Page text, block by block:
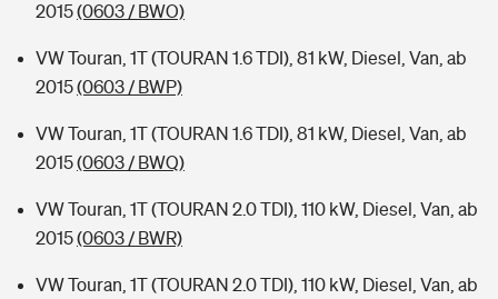
2015(0603 / BWO)
VW Touran, 1T (TOURAN 1.6 TDI), 81 kW, Diesel, Van, ab
2015(0603 / BWP)
VW Touran, 1T (TOURAN 1.6 TDI), 81 kW, Diesel, Van, ab
2015(0603 / BWQ)
VW Touran, 1T (TOURAN 2.0 TDI), 110 kW, Diesel, Van, ab
2015(0603 / BWR)
VW Touran, 1T (TOURAN 2.0 TDI), 110 kW, Diesel, Van, ab